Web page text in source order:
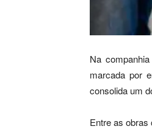
Na
marcada por
consolida um
Entre as